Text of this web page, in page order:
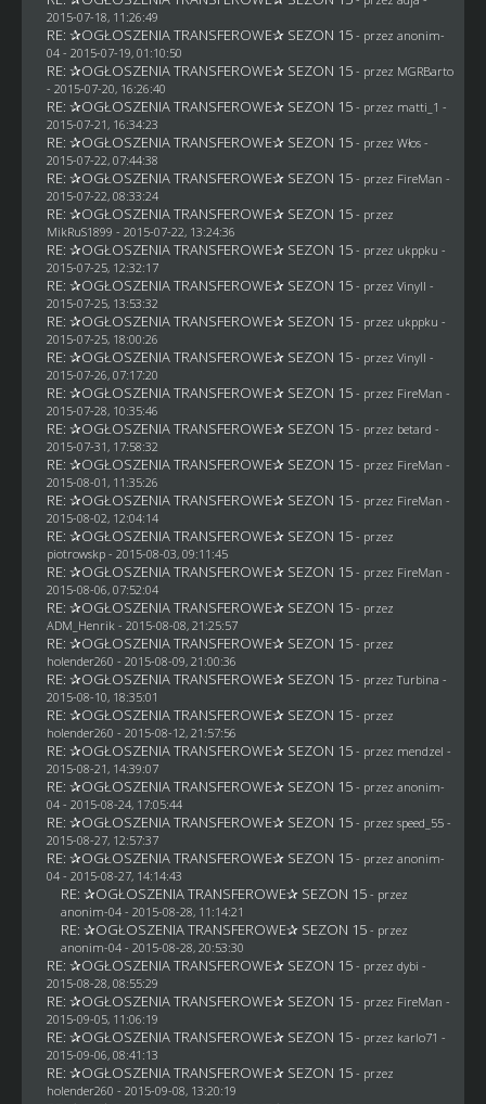
2015-07-18, 11:26:49
RE: ✰OGŁOSZENIA TRANSFEROWE✰ SEZON 15 - przez anonim-
04- 2015-07-19, 01:10:50
RE: ✰OGŁOSZENIA TRANSFEROWE✰ SEZON 15 - przez MGRBarto
- 2015-07-20, 16:26:40
RE: ✰OGŁOSZENIA TRANSFEROWE✰ SEZON 15 - przez matti_1 -
2015-07-21, 16:34:23
RE: ✰OGŁOSZENIA TRANSFEROWE✰ SEZON 15 - przez Włos-
2015-07-22, 07:44:38
RE: ✰OGŁOSZENIA TRANSFEROWE✰ SEZON 15 - przez FireMan -
2015-07-22, 08:33:24
RE: ✰OGŁOSZENIA TRANSFEROWE✰ SEZON 15 - przez
MikRuS1899 - 2015-07-22, 13:24:36
RE: ✰OGŁOSZENIA TRANSFEROWE✰ SEZON 15 - przez ukppku -
2015-07-25, 12:32:17
RE: ✰OGŁOSZENIA TRANSFEROWE✰ SEZON 15 - przez Vinyll -
2015-07-25, 13:53:32
RE: ✰OGŁOSZENIA TRANSFEROWE✰ SEZON 15 - przez ukppku -
2015-07-25, 18:00:26
RE: ✰OGŁOSZENIA TRANSFEROWE✰ SEZON 15 - przez Vinyll -
2015-07-26, 07:17:20
RE: ✰OGŁOSZENIA TRANSFEROWE✰ SEZON 15 - przez FireMan -
2015-07-28, 10:35:46
RE: ✰OGŁOSZENIA TRANSFEROWE✰ SEZON 15 - przez betard -
2015-07-31, 17:58:32
RE: ✰OGŁOSZENIA TRANSFEROWE✰ SEZON 15 - przez FireMan -
2015-08-01, 11:35:26
RE: ✰OGŁOSZENIA TRANSFEROWE✰ SEZON 15 - przez FireMan -
2015-08-02, 12:04:14
RE: ✰OGŁOSZENIA TRANSFEROWE✰ SEZON 15 - przez
piotrowskp- 2015-08-03, 09:11:45
RE: ✰OGŁOSZENIA TRANSFEROWE✰ SEZON 15 - przez FireMan -
2015-08-06, 07:52:04
RE: ✰OGŁOSZENIA TRANSFEROWE✰ SEZON 15 - przez
ADM_Henrik - 2015-08-08, 21:25:57
RE: ✰OGŁOSZENIA TRANSFEROWE✰ SEZON 15 - przez
holender260 - 2015-08-09, 21:00:36
RE: ✰OGŁOSZENIA TRANSFEROWE✰ SEZON 15 - przez Turbina -
2015-08-10, 18:35:01
RE: ✰OGŁOSZENIA TRANSFEROWE✰ SEZON 15 - przez
holender260 - 2015-08-12, 21:57:56
RE: ✰OGŁOSZENIA TRANSFEROWE✰ SEZON 15 - przez mendzel -
2015-08-21, 14:39:07
RE: ✰OGŁOSZENIA TRANSFEROWE✰ SEZON 15 - przez anonim-
04- 2015-08-24, 17:05:44
RE: ✰OGŁOSZENIA TRANSFEROWE✰ SEZON 15 - przez speed_55 -
2015-08-27, 12:57:37
RE: ✰OGŁOSZENIA TRANSFEROWE✰ SEZON 15 - przez anonim-
04- 2015-08-27, 14:14:43
RE: ✰OGŁOSZENIA TRANSFEROWE✰ SEZON 15 - przez
anonim-04- 2015-08-28, 11:14:21
RE: ✰OGŁOSZENIA TRANSFEROWE✰ SEZON 15 - przez
anonim-04- 2015-08-28, 20:53:30
RE: ✰OGŁOSZENIA TRANSFEROWE✰ SEZON 15 - przez dybi -
2015-08-28, 08:55:29
RE: ✰OGŁOSZENIA TRANSFEROWE✰ SEZON 15 - przez FireMan -
2015-09-05, 11:06:19
RE: ✰OGŁOSZENIA TRANSFEROWE✰ SEZON 15 - przez karlo71 -
2015-09-06, 08:41:13
RE: ✰OGŁOSZENIA TRANSFEROWE✰ SEZON 15 - przez
holender260 - 2015-09-08, 13:20:19